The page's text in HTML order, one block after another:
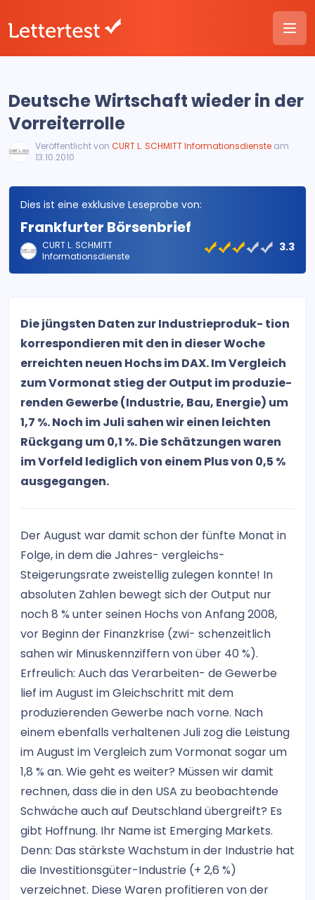
Deutsche Wirtschaft wieder in der
Vorreiterrolle
Veröffentlicht von CURT L. SCHMITT Informationsdiensteam
13.10.2010
Dies ist eine exklusive Leseprobe von:
Frankfurter Börsenbrief
CURT L. SCHMITT
Informationsdienste
3.3
Die jüngsten Daten zur Industrieproduk- tion
korrespondieren mit den in dieser Woche
erreichten neuen Hochs im DAX. Im Vergleich
zum Vormonat stieg der Output im produzie-
renden Gewerbe (Industrie, Bau, Energie) um
1,7 %. Noch im Juli sahen wir einen leichten
Rückgang um 0,1 %. Die Schätzungen waren
im Vorfeld lediglich von einem Plus von 0,5 %
ausgegangen.
Der August war damit schon der fünfte Monat in
Folge, in dem die Jahres- vergleichs-
Steigerungsrate zweistellig zulegen konnte! In
absoluten Zahlen bewegt sich der Output nur
noch 8 % unter seinen Hochs von Anfang 2008,
vor Beginn der Finanzkrise (zwi- schenzeitlich
sahen wir Minuskennziffern von über 40 %).
Erfreulich: Auch das Verarbeiten- de Gewerbe
lief im August im Gleichschritt mit dem
produzierenden Gewerbe nach vorne. Nach
einem ebenfalls verhaltenen Juli zog die Leistung
im August im Vergleich zum Vormonat sogar um
1,8 % an. Wie geht es weiter? Müssen wir damit
rechnen, dass die in den USA zu beobachtende
Schwäche auch auf Deutschland übergreift? Es
gibt Hoffnung. Ihr Name ist Emerging Markets.
Denn: Das stärkste Wachstum in der Industrie hat
die Investitionsgüter-Industrie (+ 2,6 %)
verzeichnet. Diese Waren profitieren von der